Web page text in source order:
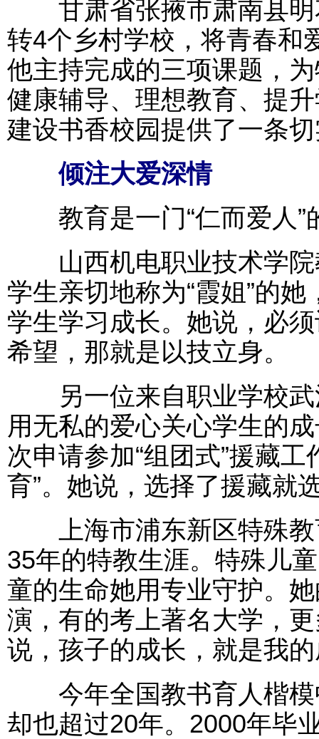
甘肃省张掖市肃南县明
转4个乡村学校，将青春和
他主持完成的三项课题，
健康辅导、理想教育、提
建设书香校园提供了一条
倾注大爱深情
教育是一门“仁而爱人”
山西机电职业技术学院
学生亲切地称为“霞姐”的
学生学习成长。她说，必
希望，那就是以技立身。
另一位来自职业学校武
用无私的爱心关心学生的
次申请参加“组团式”援藏
育”。她说，选择了援藏就
上海市浦东新区特殊教
35年的特教生涯。特殊儿
童的生命她用专业守护。
演，有的考上著名大学，
说，孩子的成长，就是我
今年全国教书育人楷模
却也超过20年。2000年毕